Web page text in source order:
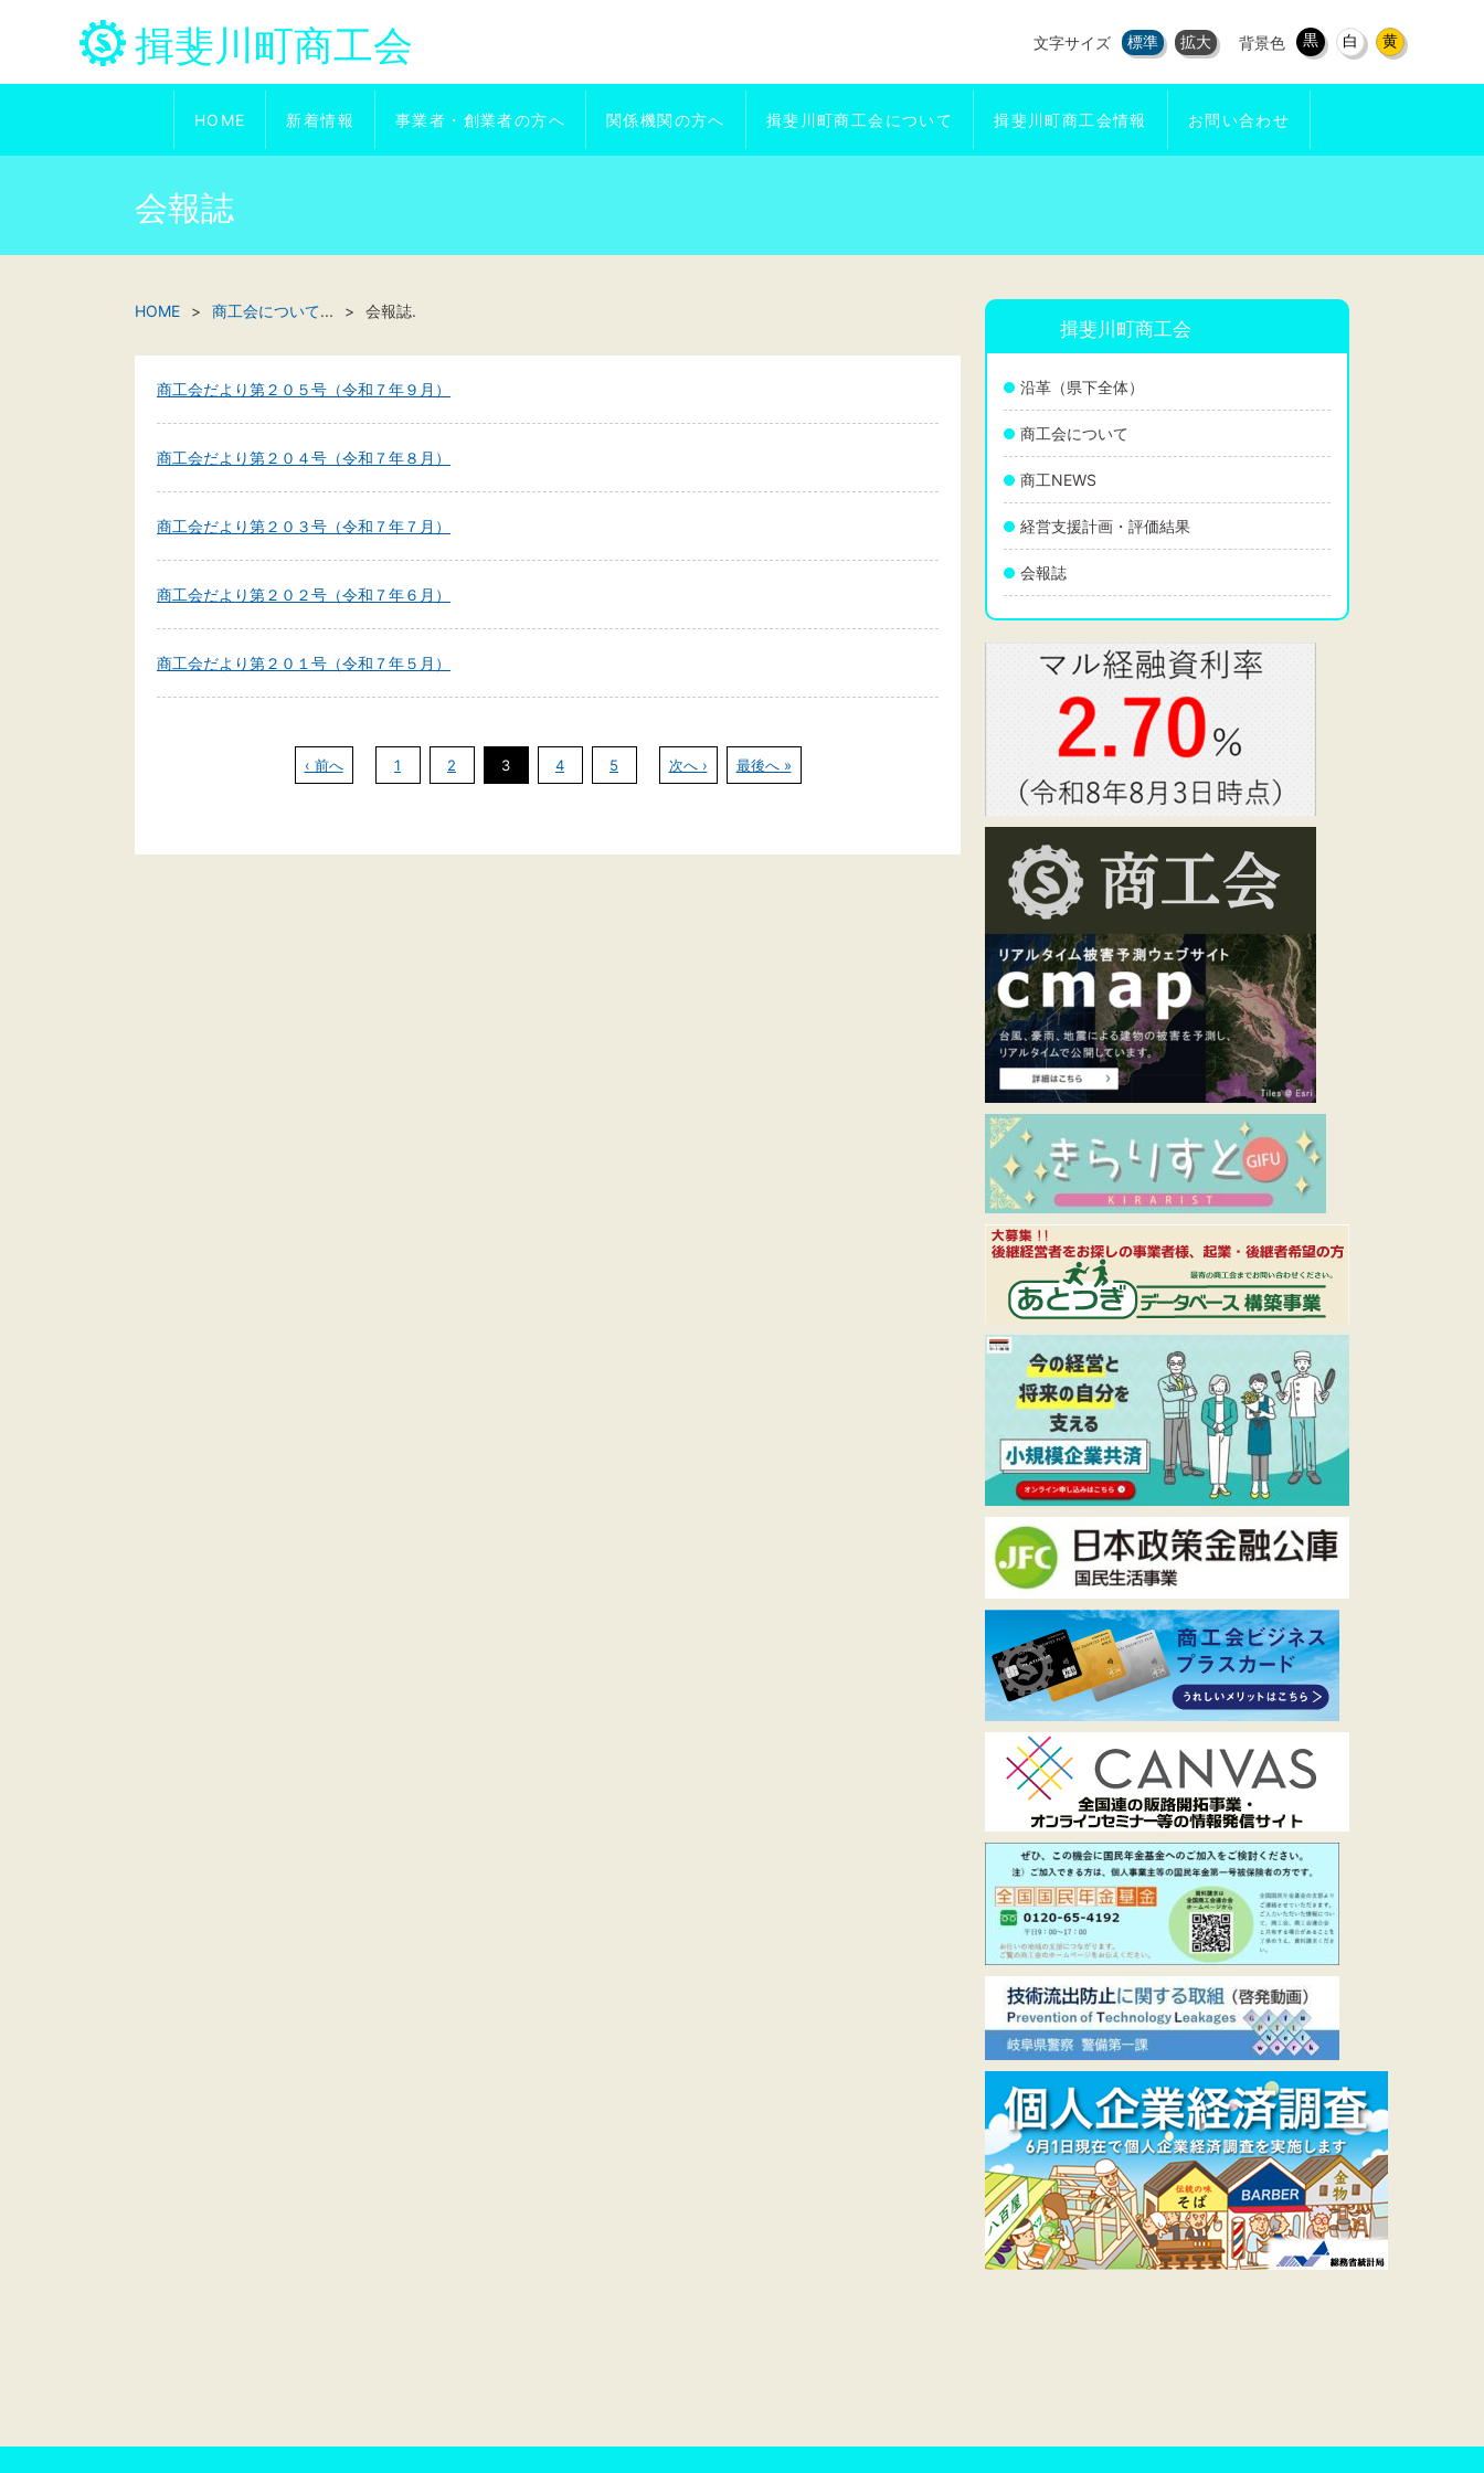
揖斐川町商工会 文字サイズ 標準 拡大 背景色 黒 白 黄
HOME 新着情報 事業者・創業者の方へ 関係機関の方へ 揖斐川町商工会について 揖斐川町商工会情報 お問い合わせ
会報誌
揖斐川町商工会
沿革（県下全体）
商工会について
商工NEWS
経営支援計画・評価結果
会報誌
HOME 商工会について... 会報誌.
商工会だより第２０５号（令和７年９月）
商工会だより第２０４号（令和７年８月）
商工会だより第２０３号（令和７年７月）
商工会だより第２０２号（令和７年６月）
商工会だより第２０１号（令和７年５月）
‹ 前へ 1 2 3 4 5 次へ › 最後へ »